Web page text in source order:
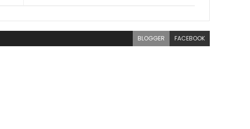
BLOGGER FACEBOOK